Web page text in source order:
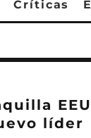
Críticas
líder